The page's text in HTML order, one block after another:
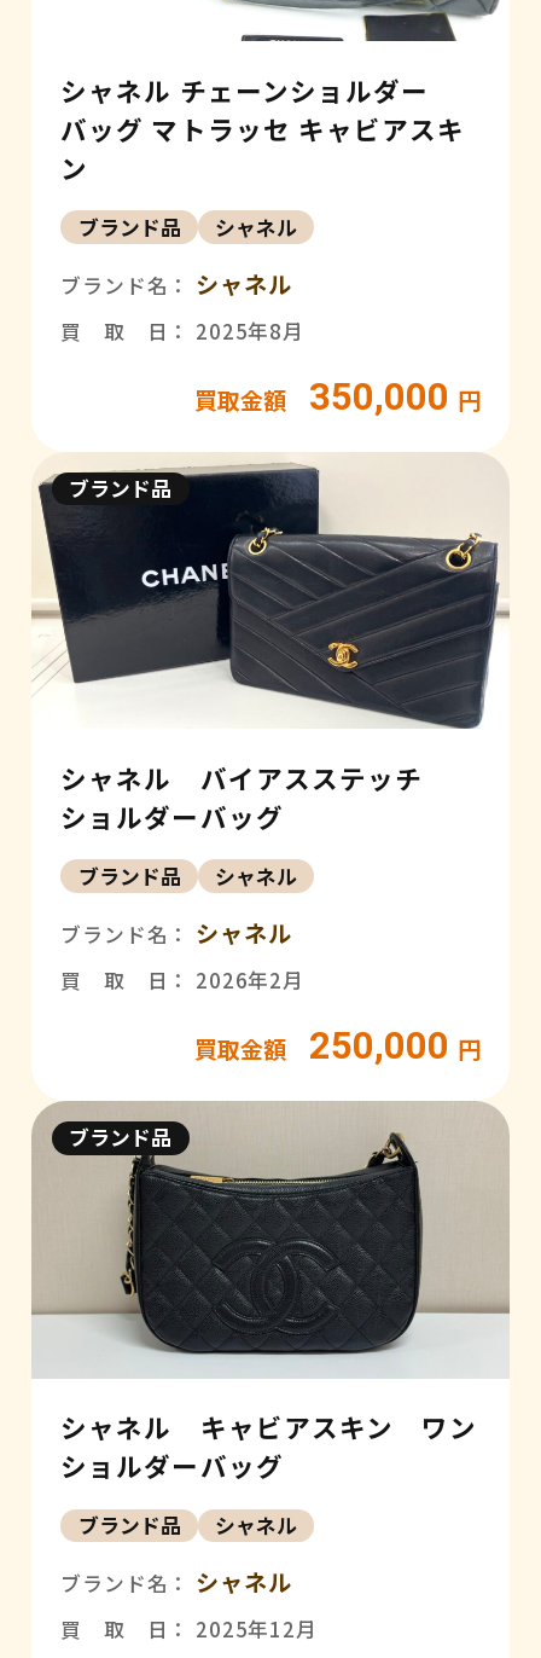
シャネル チェーンショルダー
バッグ マトラッセ キャビアスキ
ン
ブランド品 シャネル
ブランド名： シャネル
買 取 日： 2025年8月
買取金額 350,000 円
ブランド品
シャネル バイアスステッチ
ショルダーバッグ
ブランド品 シャネル
ブランド名： シャネル
買 取 日： 2026年2月
買取金額 250,000 円
ブランド品
シャネル キャビアスキン ワン
ショルダーバッグ
ブランド品 シャネル
ブランド名： シャネル
買 取 日： 2025年12月